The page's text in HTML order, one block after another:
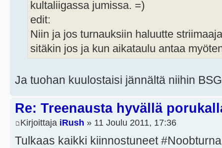
kultaliigassa jumissa. =)
edit:
Niin ja jos turnauksiin haluutte
sitäkin jos ja kun aikataulu antaa
Ja tuohan kuulostaisi jännältä niihin
Re: Treenausta hyvällä
Kirjoittaja iRush » 11 Joulu 2011, 17:36
Tulkaas kaikki kiinnostuneet